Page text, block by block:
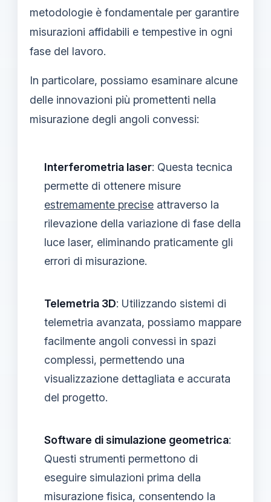
metodologie è fondamentale per garantire
misurazioni affidabili e tempestive in ogni
fase del lavoro.
In particolare, possiamo esaminare alcune
delle innovazioni più promettenti nella
misurazione degli angoli convessi:
Interferometria laser: Questa tecnica
permette di ottenere misure
estremamente precise attraverso la
rilevazione della variazione di fase della
luce laser, eliminando praticamente gli
errori di misurazione.
Telemetria 3D: Utilizzando sistemi di
telemetria avanzata, possiamo mappare
facilmente angoli convessi in spazi
complessi, permettendo una
visualizzazione dettagliata e accurata
del progetto.
Software di simulazione geometrica:
Questi strumenti permettono di
eseguire simulazioni prima della
misurazione fisica, consentendo la